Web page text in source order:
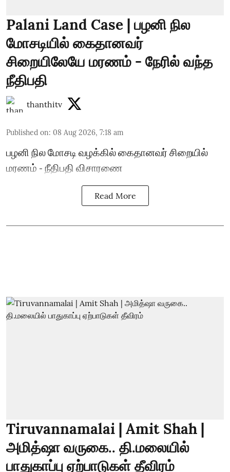
Palani Land Case | பழனி நில
மோசடியில் கைதானவர்
சிறையிலேயே மரணம் - நேரில் வந்த
நீதிபதி
thanthitv
Published on: 08 Aug 2026, 7:18 am
பழனி நில மோசடி வழக்கில் கைதானவர் சிறையில்
மரணம் - நீதிபதி விசாரணை
Read More
Tiruvannamalai | Amit Shah |
அமித்ஷா வருகை.. தி.மலையில்
பாதுகாப்பு ஏற்பாடுகள் தீவிரம்